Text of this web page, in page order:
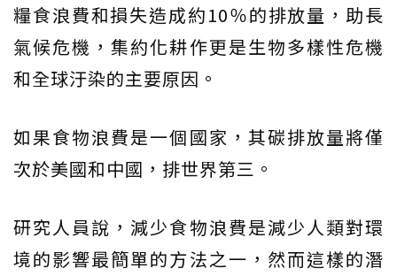
糧食浪費和損失造成約10％的排放量，助長
氣候危機，集約化耕作更是生物多樣性危機
和全球汙染的主要原因。
如果食物浪費是一個國家，其碳排放量將僅
次於美國和中國，排世界第三。
研究人員說，減少食物浪費是減少人類對環
境的影響最簡單的方法之一，然而這樣的潛